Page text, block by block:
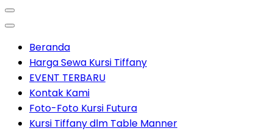
Beranda
Harga Sewa Kursi Tiffany
EVENT TERBARU
Kontak Kami
Foto-Foto Kursi Futura
Kursi Tiffany dlm Table Manner